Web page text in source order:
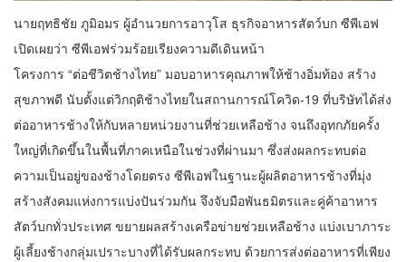
นายฤทธิชัย ภูมิอมร ผู้อำนวยการอาวุโส ธุรกิจอาหารสัตว์บก ซีพีเอฟ
เปิดเผยว่า ซีพีเอฟร่วมร้อยเรียงความดีเดินหน้า
โครงการ “ต่อชีวิตช้างไทย” มอบอาหารคุณภาพให้ช้างอิ่มท้อง สร้าง
สุขภาพดี นับตั้งแต่วิกฤติช้างไทยในสถานการณ์โควิด-19 ที่บริษัทได้ส่ง
ต่ออาหารช้างให้กับหลายหน่วยงานที่ช่วยเหลือช้าง จนถึงอุทกภัยครั้ง
ใหญ่ที่เกิดขึ้นในพื้นที่ภาคเหนือในช่วงที่ผ่านมา ซึ่งส่งผลกระทบต่อ
ความเป็นอยู่ของช้างโดยตรง ซีพีเอฟในฐานะผู้ผลิตอาหารช้างที่มุ่ง
สร้างสังคมแห่งการแบ่งปันร่วมกัน จึงจับมือพันธมิตรและคู่ค้าอาหาร
สัตว์บกทั่วประเทศ ขยายผลสร้างเครือข่ายช่วยเหลือช้าง แบ่งเบาภาระ
ผู้เลี้ยงช้างกลุ่มเปราะบางที่ได้รับผลกระทบ ด้วยการส่งต่ออาหารที่เพียง